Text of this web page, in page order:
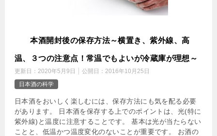
日本酒開封後の保存方法～横置き、紫外線、高
温、３つの注意点！常温でもよいが冷蔵庫が理想～
更新日： 2020年5月9日 公開日： 2016年10月25日
日本酒の科学
日本酒をおいしく楽しむには、保存方法にも気を配る必要
があります。 日本酒を保存する上でのポイントは、光(特に
紫外線)と温度に注意することです。 基本は光が当たらない
ことと、低温かつ温度変化のないことが重要です。 お酒の